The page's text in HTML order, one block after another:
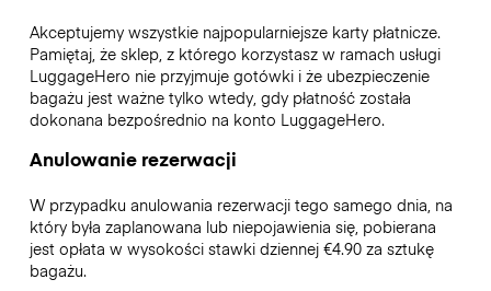
Akceptujemy wszystkie najpopularniejsze karty płatnicze.
Pamiętaj, że sklep, z którego korzystasz w ramach usługi
LuggageHero nie przyjmuje gotówki i że ubezpieczenie
bagażu jest ważne tylko wtedy, gdy płatność została
dokonana bezpośrednio na konto LuggageHero.
Anulowanie rezerwacji
W przypadku anulowania rezerwacji tego samego dnia, na
który była zaplanowana lub niepojawienia się, pobierana
jest opłata w wysokości stawki dziennej €4.90 za sztukę
bagażu.